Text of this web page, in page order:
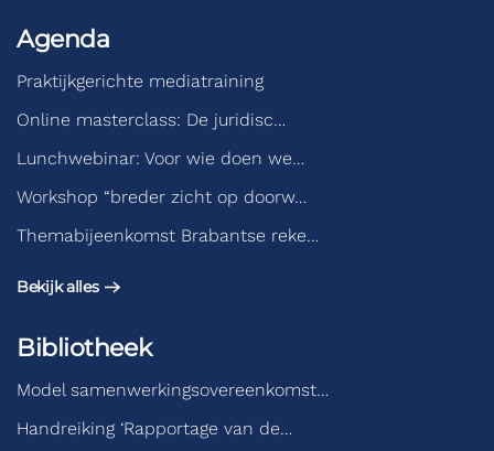
Agenda
Praktijkgerichte mediatraining
Online masterclass: De juridisc…
Lunchwebinar: Voor wie doen we…
Workshop “breder zicht op doorw…
Themabijeenkomst Brabantse reke…
Bekijk alles
Bibliotheek
Model samenwerkingsovereenkomst…
Handreiking ‘Rapportage van de…